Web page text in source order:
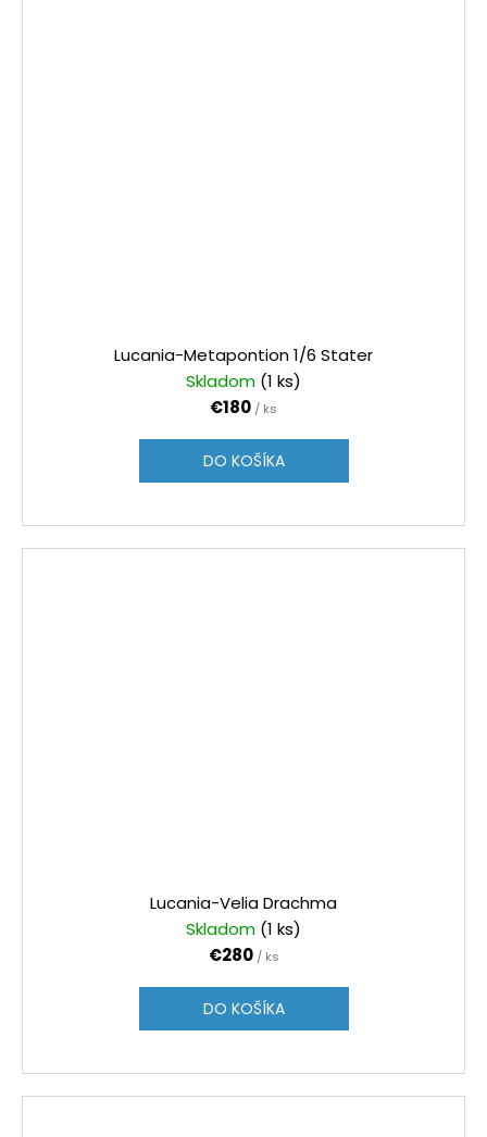
Lucania-Metapontion 1/6 Stater
Skladom (1 ks)
€180 / ks
DO KOŠÍKA
Lucania-Velia Drachma
Skladom (1 ks)
€280 / ks
DO KOŠÍKA